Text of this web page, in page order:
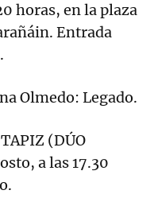
horas, en la plaza
Entrada
Olmedo: Legado.
(DÚO
a las 17.30